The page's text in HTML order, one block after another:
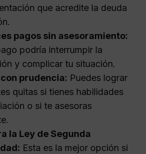
que acredite la deuda
pagos sin asesoramiento:
podría interrumpir la
y complicar tu situación.
prudencia: Puedes lograr
quitas si tienes habilidades
o si te asesoras
la Ley de Segunda
Esta es la mejor opción si